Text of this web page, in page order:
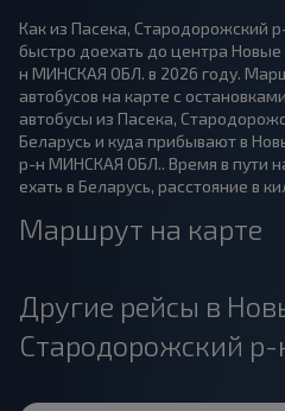
Как из Пасека, Стародорожский
быстро доехать до центра
н МИНСКАЯ ОБЛ. в 2026 году.
автобусов на карте с
автобусы из Пасека,
Беларусь и куда прибывают в
р-н МИНСКАЯ ОБЛ.. Время в пути
ехать в Беларусь, расстояние в
Маршрут на карте
Другие рейсы в
Стародорожский